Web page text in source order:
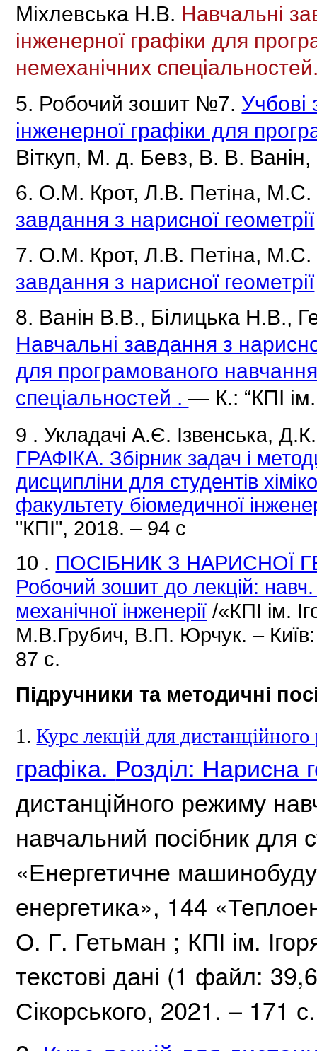
Міхлевська Н.В. Навчальні
інженерної графіки для
немеханічних
5. Робочий зошит №7. Учбові
інженерної графіки для
Віткуп, М.д. Бевз, В. В.
6. О.М. Крот, Л.В. Петіна, М.С.
завдання з нарисної геометрії
7. О.М. Крот, Л.В. Петіна, М.С.
завдання з нарисної геометрії
8. Ванін В.В., Білицька Н.В.,
Навчальні завдання з
для програмованого
спеціальностей .— К.: “КПІ
9 . Укладачі А.Є. Ізвенська,
ГРАФІКА. Збірник задач і
дисципліни для студентів
факультету біомедичної
"КПІ", 2018. – 94 с
10 . ПОСІБНИК З НАРИСНОЇ
Робочий зошит до лекцій:
механічної інженерії /«КПІ ім.
М.В.Грубич, В.П. Юрчук.–
87 с.
Підручники та методичні
1.Курс лекцій для
графіка. Розділ: Нарисна
дистанційного режиму
навчальний посібник для
«Енергетичне
енергетика», 144
О. Г. Гетьман ; КПІ ім.
текстові дані (1 файл:
Сікорського, 2021. – 171 с.